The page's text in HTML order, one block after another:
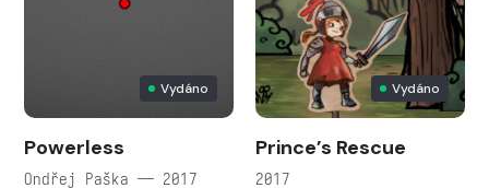
Vydáno
Powerless
Ondřej Paška — 2017
Vydáno
Prince’s Rescue
2017